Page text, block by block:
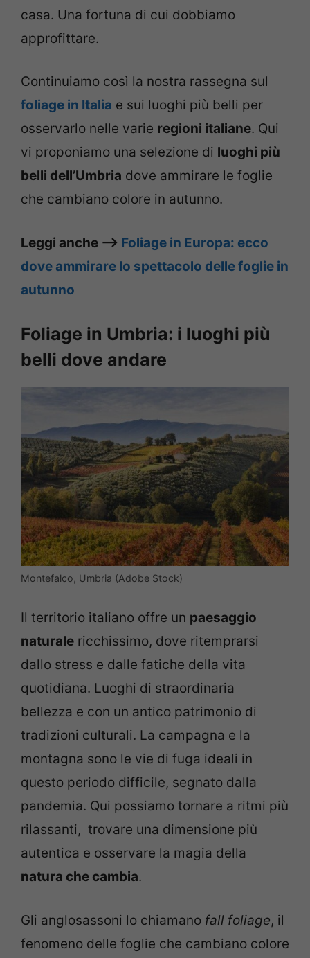
casa. Una fortuna di cui dobbiamo
approfittare.
Continuiamo così la nostra rassegna sul
foliage in Italia e sui luoghi più belli per
osservarlo nelle varie regioni italiane. Qui
vi proponiamo una selezione di luoghi più
belli dell’Umbria dove ammirare le foglie
che cambiano colore in autunno.
Leggi anche –> Foliage in Europa: ecco
dove ammirare lo spettacolo delle foglie in
autunno
Foliage in Umbria: i luoghi più
belli dove andare
Montefalco, Umbria (Adobe Stock)
Il territorio italiano offre un paesaggio
naturale ricchissimo, dove ritemprarsi
dallo stress e dalle fatiche della vita
quotidiana. Luoghi di straordinaria
bellezza e con un antico patrimonio di
tradizioni culturali. La campagna e la
montagna sono le vie di fuga ideali in
questo periodo difficile, segnato dalla
pandemia. Qui possiamo tornare a ritmi più
rilassanti, trovare una dimensione più
autentica e osservare la magia della
natura che cambia.
Gli anglosassoni lo chiamano fall foliage, il
fenomeno delle foglie che cambiano colore